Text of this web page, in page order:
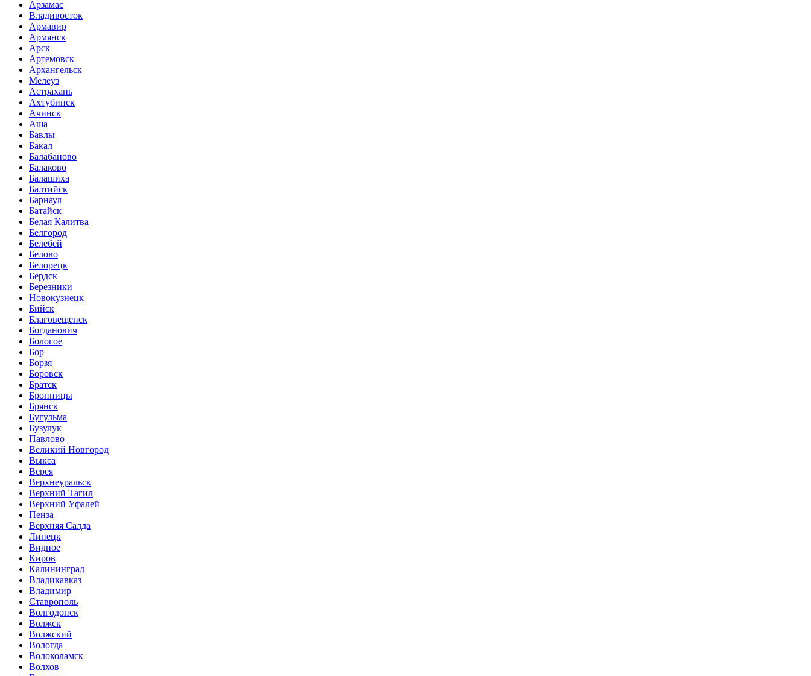
Арзамас
Владивосток
Армавир
Армянск
Арск
Артемовск
Архангельск
Мелеуз
Астрахань
Ахтубинск
Ачинск
Аша
Бавлы
Бакал
Балабаново
Балаково
Балашиха
Балтийск
Барнаул
Батайск
Белая Калитва
Белгород
Белебей
Белово
Белорецк
Бердск
Березники
Новокузнецк
Бийск
Благовещенск
Богданович
Бологое
Бор
Борзя
Боровск
Братск
Бронницы
Брянск
Бугульма
Бузулук
Павлово
Великий Новгород
Выкса
Верея
Верхнеуральск
Верхний Тагил
Верхний Уфалей
Пенза
Верхняя Салда
Липецк
Видное
Киров
Калининград
Владикавказ
Владимир
Ставрополь
Волгодонск
Волжск
Волжский
Вологда
Волоколамск
Волхов